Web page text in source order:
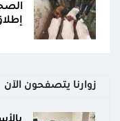
زوارنا يتصفحون الآن